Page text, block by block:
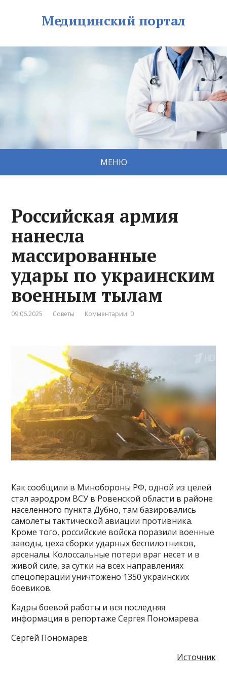
Медицинский портал
МЕНЮ
Российская армия
нанесла
массированные
удары по украинским
военным тылам
09.06.2025 Советы Комментарии: 0
Как сообщили в Минобороны РФ, одной из целей
стал аэродром ВСУ в Ровенской области в районе
населенного пункта Дубно, там базировались
самолеты тактической авиации противника.
Кроме того, российские войска поразили военные
заводы, цеха сборки ударных беспилотников,
арсеналы. Колоссальные потери враг несет и в
живой силе, за сутки на всех направлениях
спецоперации уничтожено 1350 украинских
боевиков.
Кадры боевой работы и вся последняя
информация в репортаже Сергея Пономарева.
Сергей Пономарев
Источник